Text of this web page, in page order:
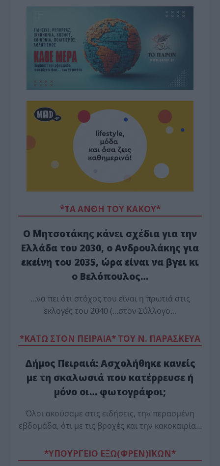
*ΤΑ ΆΝΘΗ ΤΟΥ ΚΑΚΟΎ*
Ο Μητσοτάκης κάνει σχέδια για την
Ελλάδα του 2030, ο Ανδρουλάκης για
εκείνη του 2035, ώρα είναι να βγει κι
ο Βελόπουλος…
…να πει ότι στόχος του είναι η πρωτιά στις
εκλογές του 2040 (…στον Σύλλογο…
*ΚΑΤΩ ΣΤΟΝ ΠΕΙΡΑΙΑ* ΤΟΥ Ν. ΠΑΡΑΣΚΕΥΑ
Δήμος Πειραιά: Ασχολήθηκε κανείς
με τη σκαλωσιά που κατέρρευσε ή
μόνο οι… φωτογράφοι;
Όλοι ακούσαμε στις ειδήσεις, την περασμένη
εβδομάδα, ότι με τις βροχές και την κακοκαιρία…
*ΥΠΟΥΡΓΕΙΟ ΕΞΩ(ΦΡΕΝ)ΙΚΩΝ*